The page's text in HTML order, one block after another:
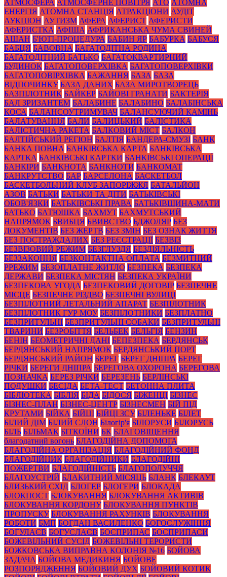
АТМОСФЕРА АТМОСФЕРНЕ ПОВІТРЯ АТО АТОМНА
ЕНЕРГІЯ АТОМНА СТАНЦІЯ АТРАКЦІОНИ АУДІТ
АУКЦІОН АУТИЗМ АФЕРА АФЕРИСТ АФЕРИСТИ
АФЕРИСТКА АФІША АФРИКАНСЬКА ЧУМА СВИНЕЙ
АШАН Б'ЮТІ-ПРОЦЕДУРА БАБИН ЯР БАБУРКА БАБУСЯ
БАБЦЯ БАВОВНА БАГАТОДІТНА РОДИНА
БАГАТОДІТНИЙ БАТЬКО БАГАТОКВАРТИРНИЙ
БУДИНОК БАГАТОПОВЕРХІВКА БАГАТОПОВЕРХІВКИ
БАГАТОПОВІРХІВКА БАЖАННЯ БАЗА БАЗА
ВІДПОЧИНКУ БАЗА ДАНИХ БАЗА МИРОТВОРЕЦЬ
БАЗПІЛОТНИК БАЙКЕР БАЙОВІ ГРАНАТИ БАКТЕРІЯ
БАЛ ЗРИЗАНТЕМ БАЛАБИНЕ БАЛАБИНО БАЛАБІНСЬКА
КОСА БАЛАНСОУТРИМУВАЧ БАЛАНСУЮЧИЙ КАМІНЬ
БАЛАТУВАННЯ БАЛИ БАЛИЦЬКИЙ БАЛІСТИКА
БАЛІСТИЧНА РАКЕТА БАЛКОВИЙ МІСТ БАЛКОН
БАЛТІЙСЬКИЙ РЕГІОН БАЛТІЯ БАНДЕРА-СМУЗІ БАНК
БАНКА ПОВНА БАНКІВСЬКА КАРТА БАНКІВСЬКА
КАРТКА БАНКІВСЬКІ КАРТКИ БАНКІВСЬКІ ОПЕРАЦІЇ
БАНКІРИ БАНКНОТА БАНКНОТИ БАНКОМАТ
БАНКРУТСТВО БАР БАРСЕЛОНА БАСКЕТБОЛ
БАСКЕТБОЛЬНИЙ КЛУБ ЗАПОРІЖЖЯ БАТАЛЬЙОН
АЗОВ БАТЬКИ БАТЬКИ ТА ДІТИ БАТЬКІВСЬКІ
ОБОВ'ЯЗКИ БАТЬКІВСЬКІ ПРАВА БАТЬКІВЩИНА-МАТИ
БАТЬКО БАТЮШКА БАХМУТ БАХМУТСЬКИЙ
НАПРЯМОК БВИБЦЯ БВИВСТВО БДЖОЛЯР БЕЗ
ДОКУМЕНТІВ БЕЗ ЖЕРТВ БЕЗ ЗМІН БЕЗ ОЗНАК ЖИТТЯ
БЕЗ ПОСТРАЖДАЛИХ БЕЗ РЕЄСТРАЦІЇ БЕЗВІЗ
БЕЗВІЗОВИЙ РЕЖИМ БЕЗГЛУЗДЯ БЕЗДІЯЛЬНІСТЬ
БЕЗЗАКОННЯ БЕЗКОНТАКТНА ОПЛАТА БЕЗМИТНИЙ
РРЕЖИМ БЕЗОПЛАТНЕ ЖИТЛО БЕЗПЕКА БЕЗПЕКА
ДЕРЖАВИ БЕЗПЕКА МІСТЯН БЕЗПЕКА УКРАЇНИ
БЕЗПЕКОВА УГОДА БЕЗПЕКОВИЙ ДОГОВІР БЕЗПЕЧНЕ
МІСЦЕ БЕЗПЕЧНЕ РІЗДВО БЕЗПЕЧНІ ВУЛИЦІ
БЕЗПІЛОТНИЙ ЛЕТАЛЬНИЙ АПАРАТ БЕЗПІЛОТНИК
БЕЗПІЛОТНИК ГУР МОУ БЕЗПІЛОТНИКИ БЕЗПЛАТНО
БЕЗПРИТУЛЬНІ БЕЗПРИТУЛЬНІ СОБАКИ БЕЗПРИТУЛЬНІ
ТВАРИНИ БЕЗРОБІТТЯ БЕЛЬБЕК БЕЛЬГІЯ БЕНЗИН
БЕНІН БЕОМЕТРИЧНІ ДАНІ БЕПЕЗПЕКА БЕРДЯНСЬК
БЕРДЯНСЬКИЙ НАПРЯМОК БЕРДЯНСЬКИЙ ПОРТ
БЕРДЯНСЬКИЙ РАЙОН БЕРЕГ БЕРЕГ ДНІПРА БЕРЕГ
РІЧКИ БЕРЕГИ ДНІПРА БЕРЕГОВА ОХОРОНА БЕРЕГОВА
ПОЗНАЧКА БЕРЕЗ РІЧКИ БЕРЕЗЕНЬ БЕРЛІНСЬКІ
ПОДУШКИ БЕСІДА БЕТА-ТЕСТ БЕТОННА ПЛИТА
БІБЛІОТЕКА БІБЛІЯ БІДА БІДОСЯ БІЖЕНЦІ БІЗНЕС
БІЗНЕС-ПЛАН БІЗНЕС-ЦЕНТР БІЗНЕСМЕН БІЙ ПІД
КРУТАМИ БІЙКА БІЙЦІ БІЙЦІ ЗСУ БІЛЕНЬКЕ БІЛЕТ
БІЛИЙ ДІМ БІЛИЙ СЛОН Білогір'я БІЛОРУСИ БІЛОРУСЬ
БІЛЬ БІЛЬМАК БІТКОЇНИ БК БЛАГОВІЩЕННЯ
благодатний вогонь БЛАГОДІЙНА ДОПОМОГА
БЛАГОДІЙНА ОРГАНІЗАЦІЯ БЛАГОДІЙНИЙ ФОНД
БЛАГОДІЙНИК БЛАГОДІЙНИКИ БЛАГОДІЙНІ
ПОЖЕРТВИ БЛАГОДІЙНІСТЬ БЛАГОПОЛУЧЧЯ
БЛАГОУСТРІЙ БЛАКИТНИЙ МІСЯЦЬ БЛАНК БЛЕКАУТ
БЛИЗЬКИЙ СХІД БЛОГЕР БЛОГЕРИ БЛОКАДА
БЛОКПОСТ БЛОКУВАННЯ БЛОКУВАННЯ АКТИВІВ
БЛОКУВАННЯ КОРДОНУ БЛОКУВАННЯ ПУНКТІВ
ПРОПУСКУ БЛОКУВАННЯ РАХУНКІВ БЛОКУВАННЯ
РОБОТИ БМП БОГДАН ВАСИЛЕНКО БОГОСЛУЖІННЯ
БОГУЛАЄВ БОГУСЛАЄВ БОЄПРИПАС БОЄПРИПАСИ
БОЖЕВІЛЬНИЙ СУСІД БОЖЕВІЛЬНІ ТЕРОРИСТИ
БОЖКОВСЬКА ВИПРАВНА КОЛОНІЯ №16 БОЙОВА
ЗАДАЧА БОЙОВА МЕДИКИНЯ БОЙОВЕ
РОЗПОРЯДЖЕННЯ БОЙОВИЙ ДУХ БОЙОВИЙ КОТИК